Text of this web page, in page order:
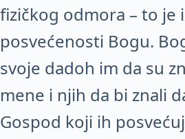
fizičkog odmora – to je
posvećenosti Bogu.
svoje dadoh im da su
mene i njih da bi znali
Gospod koji ih